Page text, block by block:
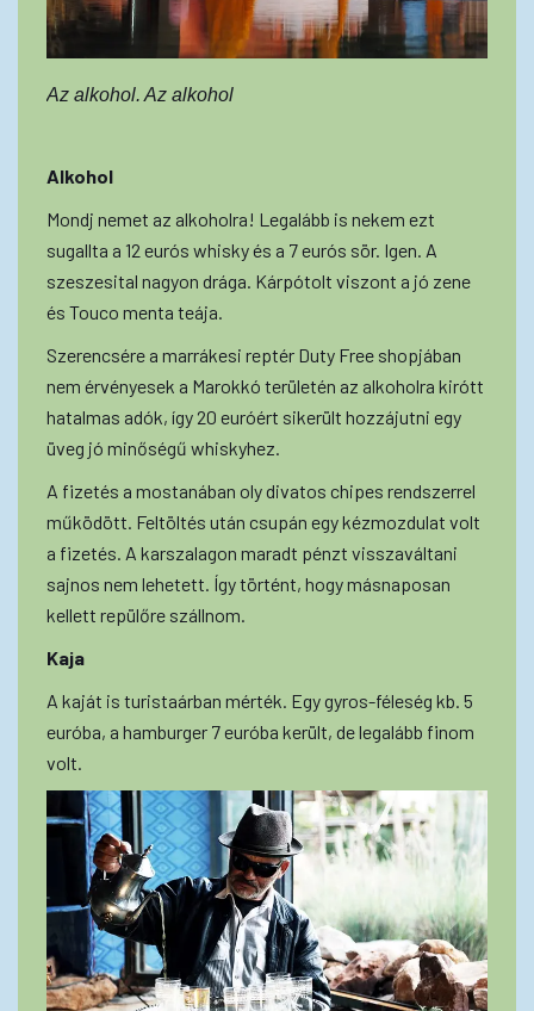
Az alkohol. Az alkohol
Alkohol
Mondj nemet az alkoholra! Legalább is nekem ezt
sugallta a 12 eurós whisky és a 7 eurós sör. Igen. A
szeszesital nagyon drága. Kárpótolt viszont a jó zene
és Touco menta teája.
Szerencsére a marrákesi reptér Duty Free shopjában
nem érvényesek a Marokkó területén az alkoholra kirótt
hatalmas adók, így 20 euróért sikerült hozzájutni egy
üveg jó minőségű whiskyhez.
A fizetés a mostanában oly divatos chipes rendszerrel
működött. Feltöltés után csupán egy kézmozdulat volt
a fizetés. A karszalagon maradt pénzt visszaváltani
sajnos nem lehetett. Így történt, hogy másnaposan
kellett repülőre szállnom.
Kaja
A kaját is turistaárban mérték. Egy gyros-féleség kb. 5
euróba, a hamburger 7 euróba került, de legalább finom
volt.